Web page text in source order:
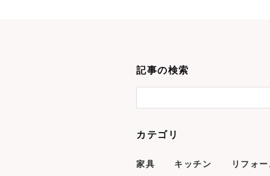
記事の検索
カテゴリ
家具 キッチン リフォ